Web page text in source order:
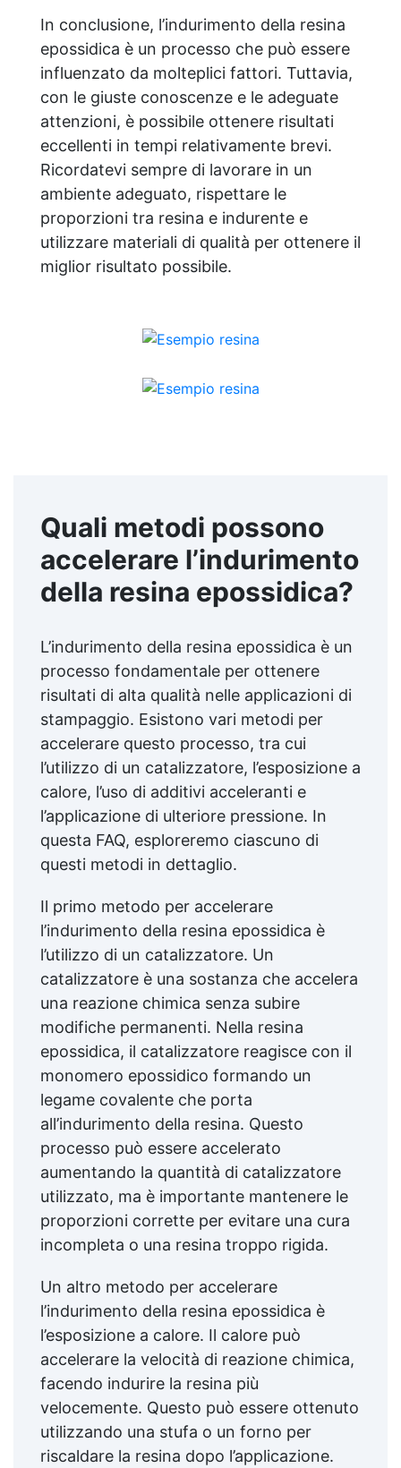
In conclusione, l’indurimento della resina
epossidica è un processo che può essere
influenzato da molteplici fattori. Tuttavia,
con le giuste conoscenze e le adeguate
attenzioni, è possibile ottenere risultati
eccellenti in tempi relativamente brevi.
Ricordatevi sempre di lavorare in un
ambiente adeguato, rispettare le
proporzioni tra resina e indurente e
utilizzare materiali di qualità per ottenere il
miglior risultato possibile.
Quali metodi possono
accelerare l’indurimento
della resina epossidica?
L’indurimento della resina epossidica è un
processo fondamentale per ottenere
risultati di alta qualità nelle applicazioni di
stampaggio. Esistono vari metodi per
accelerare questo processo, tra cui
l’utilizzo di un catalizzatore, l’esposizione a
calore, l’uso di additivi acceleranti e
l’applicazione di ulteriore pressione. In
questa FAQ, esploreremo ciascuno di
questi metodi in dettaglio.
Il primo metodo per accelerare
l’indurimento della resina epossidica è
l’utilizzo di un catalizzatore. Un
catalizzatore è una sostanza che accelera
una reazione chimica senza subire
modifiche permanenti. Nella resina
epossidica, il catalizzatore reagisce con il
monomero epossidico formando un
legame covalente che porta
all’indurimento della resina. Questo
processo può essere accelerato
aumentando la quantità di catalizzatore
utilizzato, ma è importante mantenere le
proporzioni corrette per evitare una cura
incompleta o una resina troppo rigida.
Un altro metodo per accelerare
l’indurimento della resina epossidica è
l’esposizione a calore. Il calore può
accelerare la velocità di reazione chimica,
facendo indurire la resina più
velocemente. Questo può essere ottenuto
utilizzando una stufa o un forno per
riscaldare la resina dopo l’applicazione.